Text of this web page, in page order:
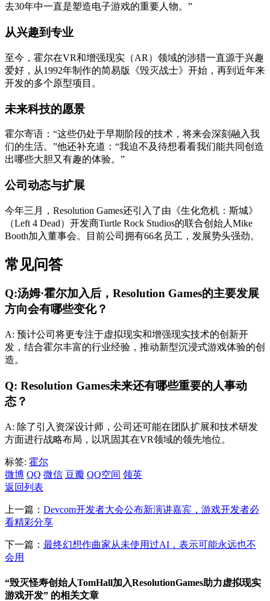
去30年中一直是塑造电子游戏的重要人物。”
从兴趣到专业
至今，霍尔在VR和增强现实（AR）领域的涉猎一直源于兴趣
爱好，从1992年制作的简易版《毁灭战士》开始，再到近年来
开发的多个原型项目。
未来科技的愿景
霍尔寄语：“这些仍处于早期阶段的技术，将来会深刻融入我
们的生活。”他还补充道：“我迫不及待想看看我们能共同创造
出哪些大胆又有趣的体验。”
公司动态与扩展
今年三月，Resolution Games还引入了由《生化危机：斯城》
（Left 4 Dead）开发商Turtle Rock Studios的联合创始人Mike
Booth加入董事会。目前公司拥有66名员工，发展势头强劲。
常见问答
Q:汤姆·霍尔加入后，Resolution Games的主要发展
方向会有哪些变化？
A: 预计公司将更专注于虚拟现实和增强现实技术的创新开
发，结合霍尔丰富的行业经验，推动新型沉浸式游戏体验的创
造。
Q: Resolution Games未来还有哪些重要的人事动
态？
A: 除了引入资深设计师，公司还可能在团队扩展和技术研发
方面进行战略布局，以巩固其在VR领域的领先地位。
标签: 霍尔
微博 QQ 微信 豆瓣 QQ空间 领英
返回列表
上一篇： Devcom开发者大会公布新演讲嘉宾，游戏开发者必
看精彩分享
下一篇： 最终幻想作曲家从未使用过AI，表示可能永远也不
会用
“毁灭怪寿创始人TomHall加入ResolutionGames助力虚拟现实
游戏开发” 的相关文章